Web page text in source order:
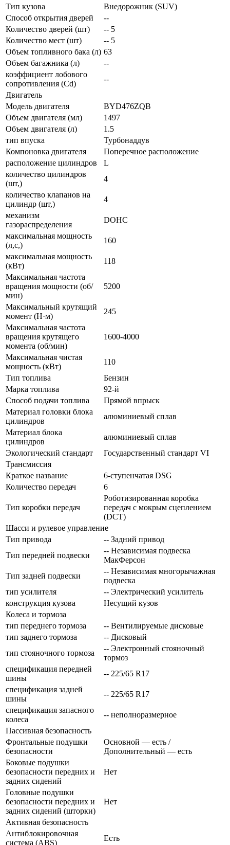
Тип кузова
Внедорожник (SUV)
Способ открытия дверей
--
Количество дверей (шт)
-- 5
Количество мест (шт)
-- 5
Объем топливного бака (л) 63
Объем багажника (л)
--
коэффициент лобового
сопротивления (Cd)
--
Двигатель
Модель двигателя
BYD476ZQB
Объем двигателя (мл)
1497
Объем двигателя (л)
1.5
тип впуска
Турбонаддув
Компоновка двигателя
Поперечное расположение
расположение цилиндров
L
количество цилиндров
(шт,)
4
количество клапанов на
цилиндр (шт,)
4
механизм
газораспределения
DOHC
максимальная мощность
(л,с,)
160
максимальная мощность
(кВт)
118
Максимальная частота
вращения мощности (об/
мин)
5200
Максимальный крутящий
момент (Н·м)
245
Максимальная частота
вращения крутящего
момента (об/мин)
1600-4000
Максимальная чистая
мощность (кВт)
110
Тип топлива
Бензин
Марка топлива
92-й
Способ подачи топлива
Прямой впрыск
Материал головки блока
цилиндров
алюминиевый сплав
Материал блока
цилиндров
алюминиевый сплав
Экологический стандарт
Государственный стандарт VI
Трансмиссия
Краткое название
6-ступенчатая DSG
Количество передач
6
Тип коробки передач
Роботизированная коробка
передач с мокрым сцеплением
(DCT)
Шасси и рулевое управление
Тип привода
-- Задний привод
Тип передней подвески
-- Независимая подвеска
МакФерсон
Тип задней подвески
-- Независимая многорычажная
подвеска
тип усилителя
-- Электрический усилитель
конструкция кузова
Несущий кузов
Колеса и тормоза
тип переднего тормоза
-- Вентилируемые дисковые
тип заднего тормоза
-- Дисковый
тип стояночного тормоза
-- Электронный стояночный
тормоз
спецификация передней
шины
-- 225/65 R17
спецификация задней
шины
-- 225/65 R17
спецификация запасного
колеса
-- неполноразмерное
Пассивная безопасность
Фронтальные подушки
безопасности
Основной — есть /
Дополнительный — есть
Боковые подушки
безопасности передних и
задних сидений
Нет
Головные подушки
безопасности передних и
задних сидений (шторки)
Нет
Активная безопасность
Антиблокировочная
система (ABS)
Есть